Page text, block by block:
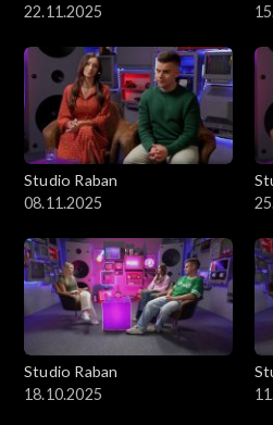
22.11.2025
Studio Raban
08.11.2025
Studio Raban
18.10.2025